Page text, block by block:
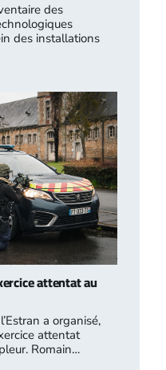
des
des installations
attentat au
a organisé,
attentat
Romain…